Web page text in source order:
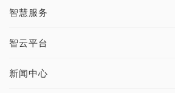
智慧服务
智云平台
新闻中心